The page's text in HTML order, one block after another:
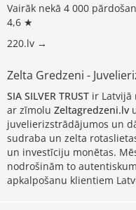
Vairāk nekā 4 000
4,6 ★
220.lv →
Zelta Gredzeni -
SIA SILVER TRUST ir Latvijā
ar zīmolu Zeltagredzeni.lv
juvelierizstrādājumos un
sudraba un zelta
un investīciju monētas.
nodrošinām to
apkalpošanu klientiem